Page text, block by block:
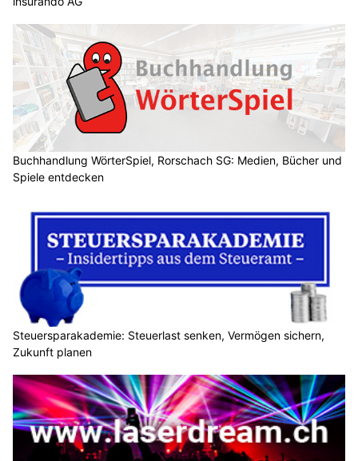
Buchhandlung WörterSpiel, Rorschach SG: Medien, Bücher und
Spiele entdecken
Steuersparakademie: Steuerlast senken, Vermögen sichern,
Zukunft planen